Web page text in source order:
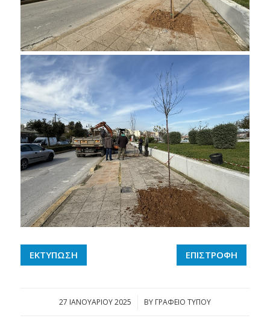
ΕΚΤΥΠΩΣΗ ΕΠΙΣΤΡΟΦΗ
27 ΙΑΝΟΥΑΡΊΟΥ 2025
/ BY ΓΡΑΦΕΙΟ ΤΥΠΟΥ